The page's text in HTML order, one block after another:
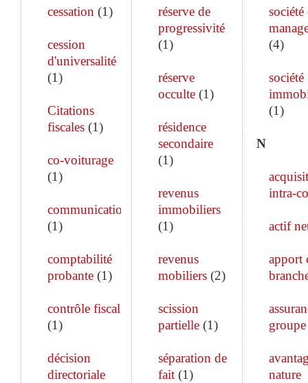
cessation (1)
cession
d'universalité
(1)
Citations
fiscales (1)
co-voiturage
(1)
communication
(1)
comptabilité
probante (1)
contrôle fiscal
(1)
décision
directoriale
réserve de
progressivité
(1)
réserve
occulte(1)
résidence
secondaire
(1)
revenus
immobiliers
(1)
revenus
mobiliers(2)
scission
partielle(1)
séparation de
fait(1)
société
(4)
société
(1)
N
intra-
actif
apport
groupe
nature